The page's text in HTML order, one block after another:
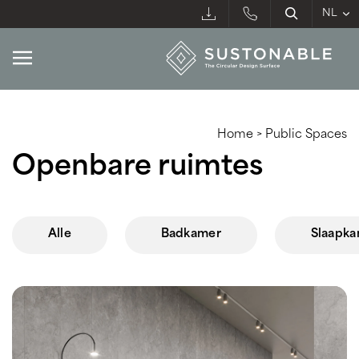
Home > Public Spaces
Openbare ruimtes
Alle Badkamer